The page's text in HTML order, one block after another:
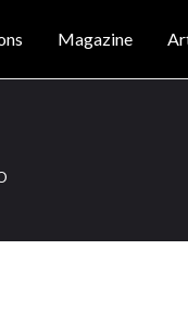
Magazine